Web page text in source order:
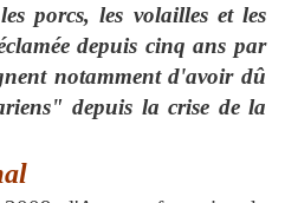
porcs, les volailles et les
depuis cinq ans par
notamment d'avoir dû
depuis la crise de la